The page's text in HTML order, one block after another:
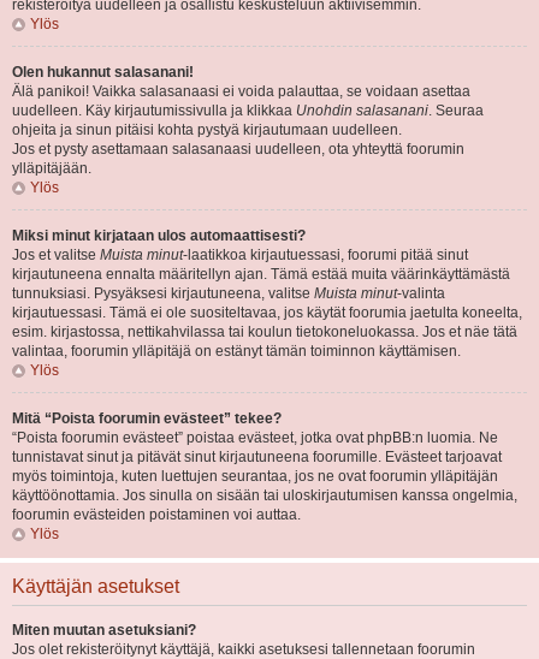
rekisteröityä uudelleen ja osallistu keskusteluun aktiivisemmin.
Ylös
Olen hukannut salasanani!
Älä panikoi! Vaikka salasanaasi ei voida palauttaa, se voidaan asettaa
uudelleen. Käy kirjautumissivulla ja klikkaa Unohdin salasanani. Seuraa
ohjeita ja sinun pitäisi kohta pystyä kirjautumaan uudelleen.
Jos et pysty asettamaan salasanaasi uudelleen, ota yhteyttä foorumin
ylläpitäjään.
Ylös
Miksi minut kirjataan ulos automaattisesti?
Jos et valitse Muista minut-laatikkoa kirjautuessasi, foorumi pitää sinut
kirjautuneena ennalta määritellyn ajan. Tämä estää muita väärinkäyttämästä
tunnuksiasi. Pysyäksesi kirjautuneena, valitse Muista minut-valinta
kirjautuessasi. Tämä ei ole suositeltavaa, jos käytät foorumia jaetulta koneelta,
esim. kirjastossa, nettikahvilassa tai koulun tietokoneluokassa. Jos et näe tätä
valintaa, foorumin ylläpitäjä on estänyt tämän toiminnon käyttämisen.
Ylös
Mitä “Poista foorumin evästeet” tekee?
“Poista foorumin evästeet” poistaa evästeet, jotka ovat phpBB:n luomia. Ne
tunnistavat sinut ja pitävät sinut kirjautuneena foorumille. Evästeet tarjoavat
myös toimintoja, kuten luettujen seurantaa, jos ne ovat foorumin ylläpitäjän
käyttöönottamia. Jos sinulla on sisään tai uloskirjautumisen kanssa ongelmia,
foorumin evästeiden poistaminen voi auttaa.
Ylös
Käyttäjän asetukset
Miten muutan asetuksiani?
Jos olet rekisteröitynyt käyttäjä, kaikki asetuksesi tallennetaan foorumin